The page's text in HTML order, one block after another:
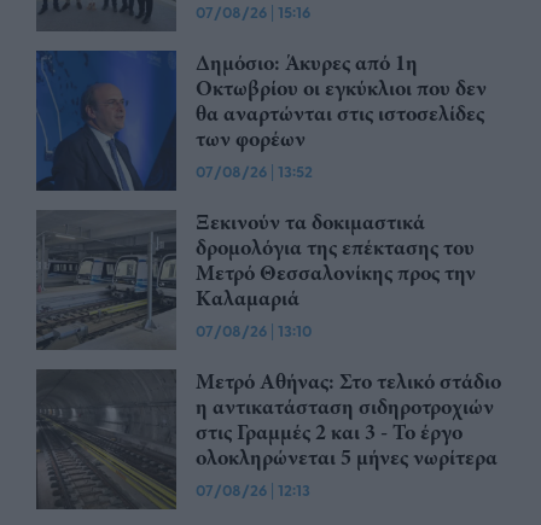
07/08/26 | 15:16
Δημόσιο: Άκυρες από 1η
Οκτωβρίου οι εγκύκλιοι που δεν
θα αναρτώνται στις ιστοσελίδες
των φορέων
07/08/26 | 13:52
Ξεκινούν τα δοκιμαστικά
δρομολόγια της επέκτασης του
Μετρό Θεσσαλονίκης προς την
Καλαμαριά
07/08/26 | 13:10
Μετρό Αθήνας: Στο τελικό στάδιο
η αντικατάσταση σιδηροτροχιών
στις Γραμμές 2 και 3 - Το έργο
ολοκληρώνεται 5 μήνες νωρίτερα
07/08/26 | 12:13